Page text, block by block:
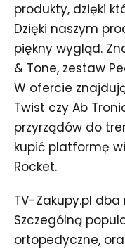
produkty, dzięki
Dzięki naszym
piękny wygląd.
& Tone, zestaw
W ofercie
Twist czy Ab
przyrządów do
kupić platformę
Rocket.
TV-Zakupy.pl
Szczególną
ortopedyczne,